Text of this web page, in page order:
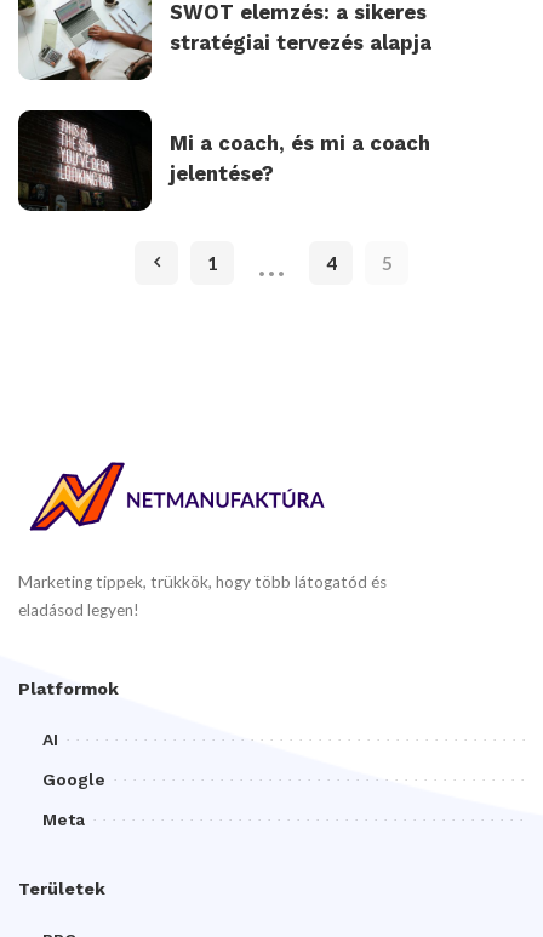
SWOT elemzés: a sikeres
stratégiai tervezés alapja
Mi a coach, és mi a coach
jelentése?
1 … 4 5
Marketing tippek, trükkök, hogy több látogatód és
eladásod legyen!
Platformok
AI
Google
Meta
Területek